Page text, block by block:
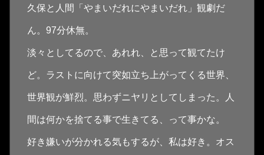
久保と人間「やまいだれにやまいだれ」観劇だ
ん。97分休無。
淡々としてるので、あれれ、と思って観てたけ
ど。ラストに向けて突如立ち上がってくる世界、
世界観が鮮烈。思わずニヤリとしてしまった。人
間は何かを捨てる事で生きてる、って事かな。
好き嫌いが分かれる気もするが、私は好き。オス